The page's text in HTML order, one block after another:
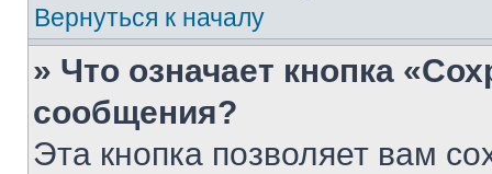
Вернуться к началу
» Что означает кнопка
сообщения?
Эта кнопка позволяет вам